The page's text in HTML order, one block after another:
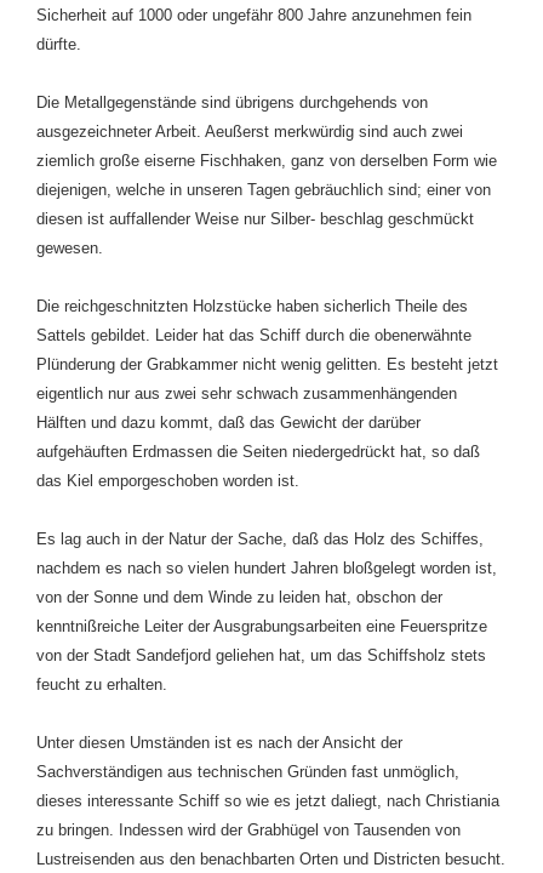
Sicherheit auf 1000 oder ungefähr 800 Jahre anzunehmen fein
dürfte.
Die Metallgegenstände sind übrigens durchgehends von
ausgezeichneter Arbeit. Aeußerst merkwürdig sind auch zwei
ziemlich große eiserne Fischhaken, ganz von derselben Form wie
diejenigen, welche in unseren Tagen gebräuchlich sind; einer von
diesen ist auffallender Weise nur Silber- beschlag geschmückt
gewesen.
Die reichgeschnitzten Holzstücke haben sicherlich Theile des
Sattels gebildet. Leider hat das Schiff durch die obenerwähnte
Plünderung der Grabkammer nicht wenig gelitten. Es besteht jetzt
eigentlich nur aus zwei sehr schwach zusammenhängenden
Hälften und dazu kommt, daß das Gewicht der darüber
aufgehäuften Erdmassen die Seiten niedergedrückt hat, so daß
das Kiel emporgeschoben worden ist.
Es lag auch in der Natur der Sache, daß das Holz des Schiffes,
nachdem es nach so vielen hundert Jahren bloßgelegt worden ist,
von der Sonne und dem Winde zu leiden hat, obschon der
kenntnißreiche Leiter der Ausgrabungsarbeiten eine Feuerspritze
von der Stadt Sandefjord geliehen hat, um das Schiffsholz stets
feucht zu erhalten.
Unter diesen Umständen ist es nach der Ansicht der
Sachverständigen aus technischen Gründen fast unmöglich,
dieses interessante Schiff so wie es jetzt daliegt, nach Christiania
zu bringen. Indessen wird der Grabhügel von Tausenden von
Lustreisenden aus den benachbarten Orten und Districten besucht.